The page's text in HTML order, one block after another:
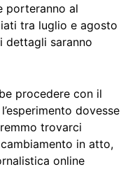
porteranno al
tra luglio e agosto
dettagli saranno
procedere con il
dovesse
trovarci
in atto,
online